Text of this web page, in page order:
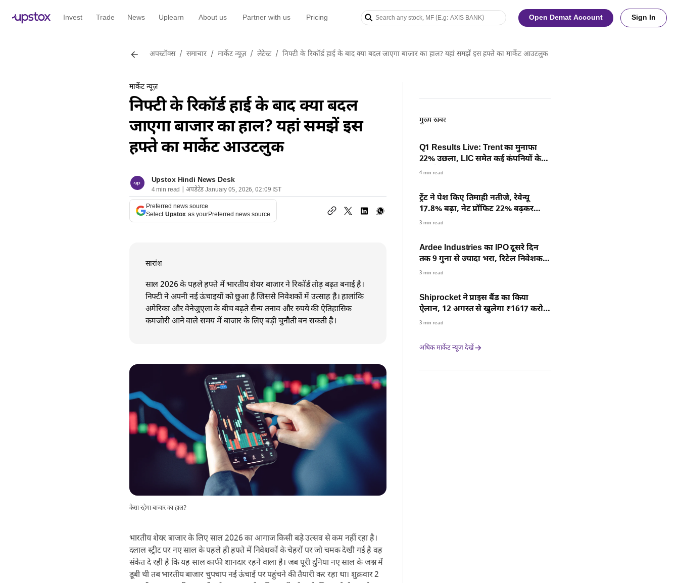
Invest Trade News Uplearn About us Partner with us Pricing Open Demat Account Sign In
अपस्टॉक्स / समाचार / मार्केट न्यूज़ / लेटेस्ट / निफ्टी के रिकॉर्ड हाई के बाद क्या बदल जाएगा बाजार का हाल? यहां समझें इस हफ्ते का मार्केट आउटलुक
मार्केट न्यूज़
निफ्टी के रिकॉर्ड हाई के बाद क्या बदल
जाएगा बाजार का हाल? यहां समझें इस
हफ्ते का मार्केट आउटलुक
Upstox Hindi News Desk
4 min read | अपडेटेड January 05, 2026, 02:09 IST
Preferred news source
Select Upstox as yourPreferred news source
सारांश
साल 2026 के पहले हफ्ते में भारतीय शेयर बाजार ने रिकॉर्ड तोड़ बढ़त बनाई है।
निफ्टी ने अपनी नई ऊंचाइयों को छुआ है जिससे निवेशकों में उत्साह है। हालांकि
अमेरिका और वेनेजुएला के बीच बढ़ते सैन्य तनाव और रुपये की ऐतिहासिक
कमजोरी आने वाले समय में बाजार के लिए बड़ी चुनौती बन सकती है।
कैसा रहेगा बाजार का हाल?
भारतीय शेयर बाजार के लिए साल 2026 का आगाज किसी बड़े उत्सव से कम नहीं रहा है।
दलाल स्ट्रीट पर नए साल के पहले ही हफ्ते में निवेशकों के चेहरों पर जो चमक देखी गई है वह
संकेत दे रही है कि यह साल काफी शानदार रहने वाला है। जब पूरी दुनिया नए साल के जश्न में
डूबी थी तब भारतीय बाजार चुपचाप नई ऊंचाई पर पहुंचने की तैयारी कर रहा था। शुक्रवार 2
मुख्य खबर
Q1 Results Live: Trent का मुनाफा
22% उछला, LIC समेत कई कंपनियों के
नतीजे जल्द
4 min read
ट्रेंट ने पेश किए तिमाही नतीजे, रेवेन्यू
17.8% बढ़ा, नेट प्रॉफिट 22% बढ़कर
₹518 करोड़ पर पहुंचा
3 min read
Ardee Industries का IPO दूसरे दिन
तक 9 गुना से ज्यादा भरा, रिटेल निवेशक
भी जमकर लगा रहे दांव
3 min read
Shiprocket ने प्राइस बैंड का किया
ऐलान, 12 अगस्त से खुलेगा ₹1617 करोड़
का IPO
3 min read
अधिक मार्केट न्यूज़ देखें